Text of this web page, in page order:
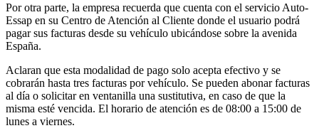
Por otra parte, la empresa recuerda que cuenta con el servicio Auto-
Essap en su Centro de Atención al Cliente donde el usuario podrá
pagar sus facturas desde su vehículo ubicándose sobre la avenida
España.
Aclaran que esta modalidad de pago solo acepta efectivo y se
cobrarán hasta tres facturas por vehículo. Se pueden abonar facturas
al día o solicitar en ventanilla una sustitutiva, en caso de que la
misma esté vencida. El horario de atención es de 08:00 a 15:00 de
lunes a viernes.